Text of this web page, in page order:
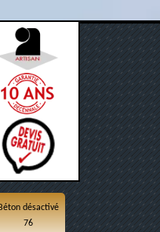
Béton désactivé
76